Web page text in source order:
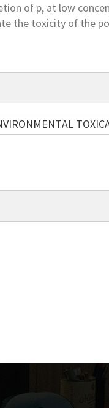
of p, at low
the toxicity of the